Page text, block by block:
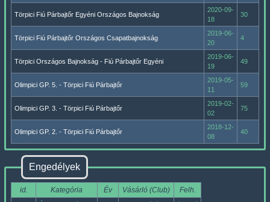
Törpici Fiú Párbajtőr Egyéni Országos Bajnokság
2020-09-
18
30
Törpici Fiú Párbajtőr Országos Csapatbajnokság
2019-06-
20
4
Törpici Országos Bajnokság - Fiú Párbajtőr Egyéni
2019-06-
19
49
Olimpici GP. 5. - Törpici Fiú Párbajtőr
2019-05-
11
59
Olimpici GP. 3. - Törpici Fiú Párbajtőr
2019-02-
02
75
Olimpici GP. 2. - Törpici Fiú Párbajtőr
2018-12-
08
40
Engedélyek
id. Kategória Év Vásárló (Club) Felh.